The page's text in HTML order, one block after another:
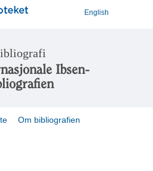
English
Ibsen-
Om bibliografien